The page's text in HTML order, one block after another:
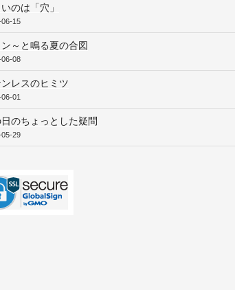
のは「穴」
15
～と鳴る夏の合図
08
ンレスのヒミツ
01
のちょっとした疑問
29